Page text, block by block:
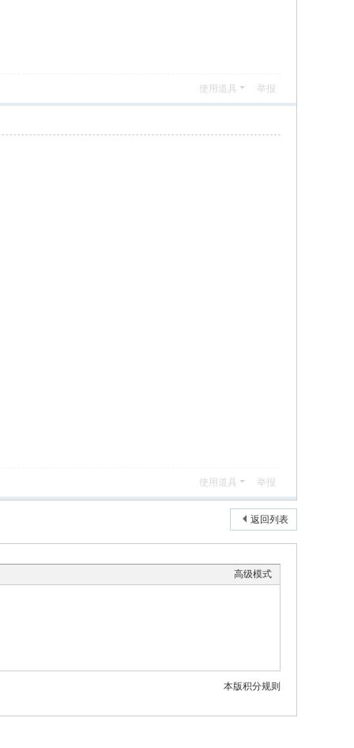
使用道具 举报
使用道具 举报
返回列表
高级模式
本版积分规则